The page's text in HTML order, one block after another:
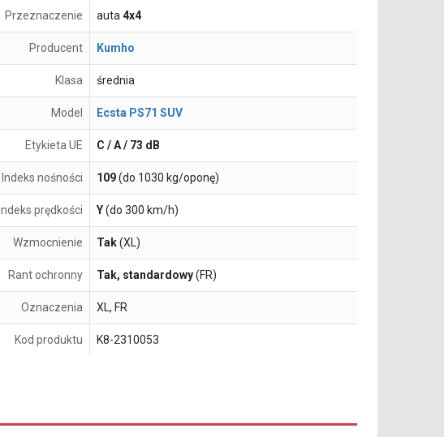
Przeznaczenie auta4x4
Producent Kumho
Klasa średnia
Model Ecsta PS71 SUV
Etykieta UE C / A / 73 dB
Indeks nośności 109(do 1030 kg/oponę)
Indeks prędkości Y(do 300 km/h)
Wzmocnienie Tak(XL)
Rant ochronny Tak, standardowy(FR)
Oznaczenia XL, FR
Kod produktu K8-2310053